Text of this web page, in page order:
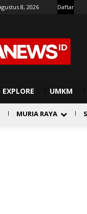
8, 2026 Daftar
EXPLORE UMKM
MURIA RAYA